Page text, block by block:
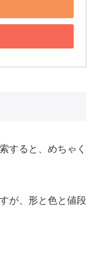
すると、めちゃく
が、形と色と値段